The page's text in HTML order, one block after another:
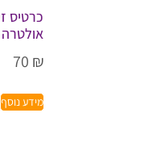
אולטרה
70 ₪
מידע נוסף